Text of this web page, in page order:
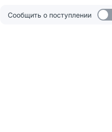
Сообщить о поступлении